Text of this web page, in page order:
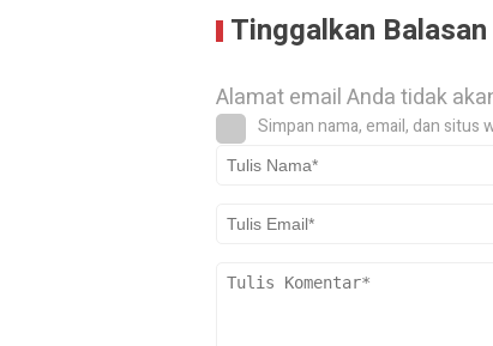
Tinggalkan Balasan
Alamat email Anda tidak
Simpan nama, email, dan situs